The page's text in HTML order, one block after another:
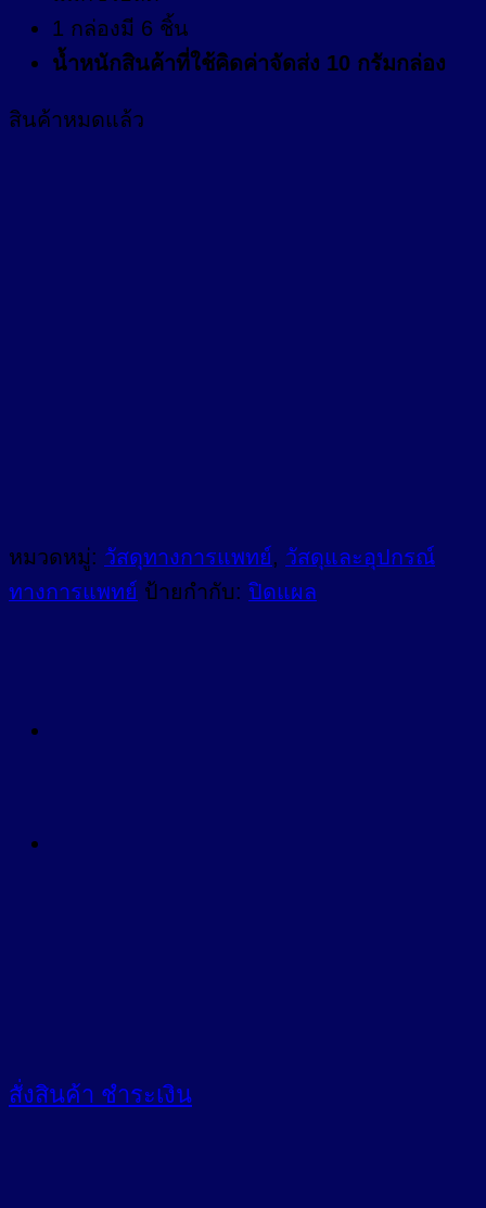
1 กล่องมี 6 ชิ้น
น้ำหนักสินค้าที่ใช้คิดค่าจัดส่ง 10 กรัมกล่อง
สินค้าหมดแล้ว
หมวดหมู่: วัสดุทางการแพทย์, วัสดุและอุปกรณ์
ทางการแพทย์ ป้ายกำกับ: ปิดแผล
สั่งสินค้า ชำระเงิน